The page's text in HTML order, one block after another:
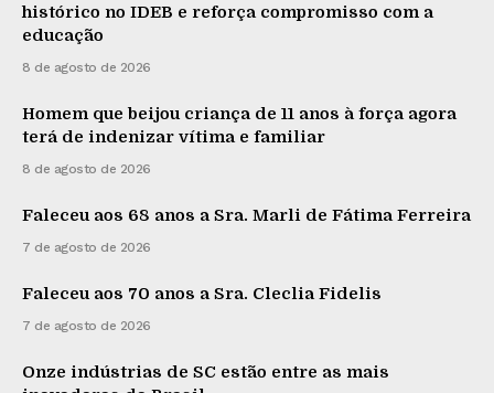
histórico no IDEB e reforça compromisso com a
educação
8 de agosto de 2026
Homem que beijou criança de 11 anos à força agora
terá de indenizar vítima e familiar
8 de agosto de 2026
Faleceu aos 68 anos a Sra. Marli de Fátima Ferreira
7 de agosto de 2026
Faleceu aos 70 anos a Sra. Cleclia Fidelis
7 de agosto de 2026
Onze indústrias de SC estão entre as mais